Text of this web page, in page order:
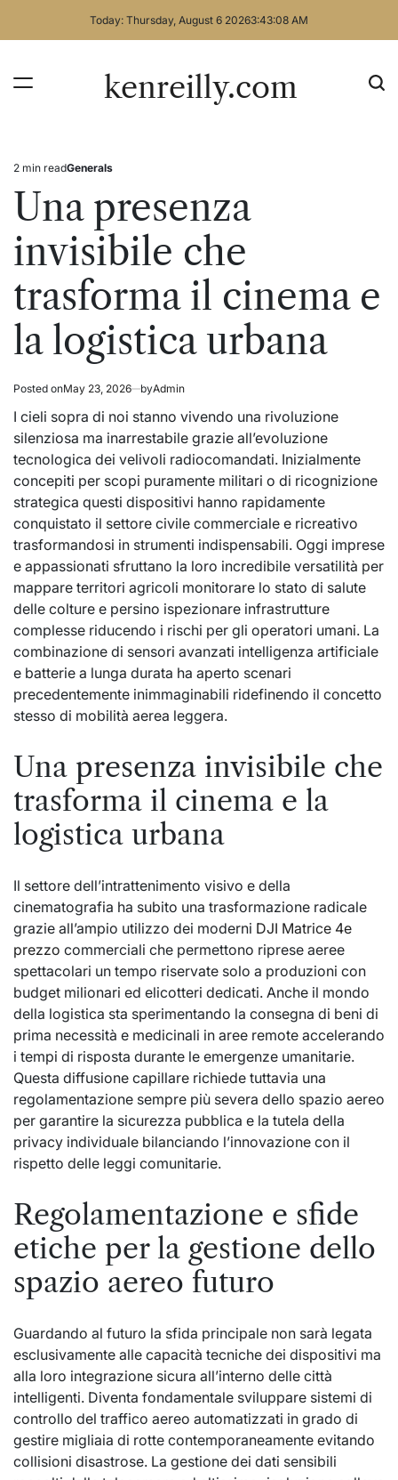
Today: Thursday, August 6 20263:43:08 AM
kenreilly.com
Estimated
read
2 min readPosted
Generals
Una presenza
invisibile che
trasforma il cinema e
la logistica urbana
Posted onMay 23, 2026 byAdmin
I cieli sopra di noi stanno vivendo una rivoluzione
silenziosa ma inarrestabile grazie all’evoluzione
tecnologica dei velivoli radiocomandati. Inizialmente
concepiti per scopi puramente militari o di ricognizione
strategica questi dispositivi hanno rapidamente
conquistato il settore civile commerciale e ricreativo
trasformandosi in strumenti indispensabili. Oggi imprese
e appassionati sfruttano la loro incredibile versatilità per
mappare territori agricoli monitorare lo stato di salute
delle colture e persino ispezionare infrastrutture
complesse riducendo i rischi per gli operatori umani. La
combinazione di sensori avanzati intelligenza artificiale
e batterie a lunga durata ha aperto scenari
precedentemente inimmaginabili ridefinendo il concetto
stesso di mobilità aerea leggera.
Una presenza invisibile che
trasforma il cinema e la
logistica urbana
Il settore dell’intrattenimento visivo e della
cinematografia ha subito una trasformazione radicale
grazie all’ampio utilizzo dei moderni DJI Matrice 4e
prezzo commerciali che permettono riprese aeree
spettacolari un tempo riservate solo a produzioni con
budget milionari ed elicotteri dedicati. Anche il mondo
della logistica sta sperimentando la consegna di beni di
prima necessità e medicinali in aree remote accelerando
i tempi di risposta durante le emergenze umanitarie.
Questa diffusione capillare richiede tuttavia una
regolamentazione sempre più severa dello spazio aereo
per garantire la sicurezza pubblica e la tutela della
privacy individuale bilanciando l’innovazione con il
rispetto delle leggi comunitarie.
Regolamentazione e sfide
etiche per la gestione dello
spazio aereo futuro
Guardando al futuro la sfida principale non sarà legata
esclusivamente alle capacità tecniche dei dispositivi ma
alla loro integrazione sicura all’interno delle città
intelligenti. Diventa fondamentale sviluppare sistemi di
controllo del traffico aereo automatizzati in grado di
gestire migliaia di rotte contemporaneamente evitando
collisioni disastrose. La gestione dei dati sensibili